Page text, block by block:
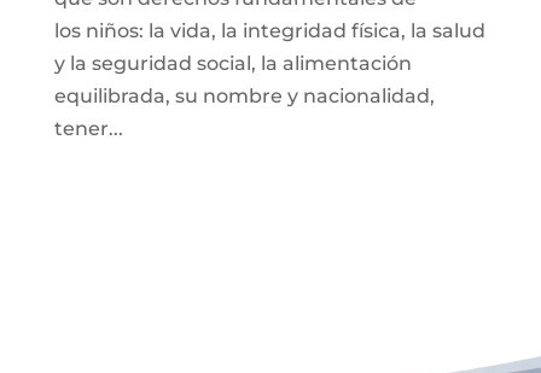
los niños: la vida, la integridad física, la salud
y la seguridad social, la alimentación
equilibrada, su nombre y nacionalidad,
tener...